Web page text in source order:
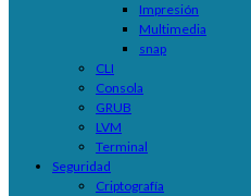
Impresión
Multimedia
snap
CLI
Consola
GRUB
LVM
Terminal
Seguridad
Criptografía